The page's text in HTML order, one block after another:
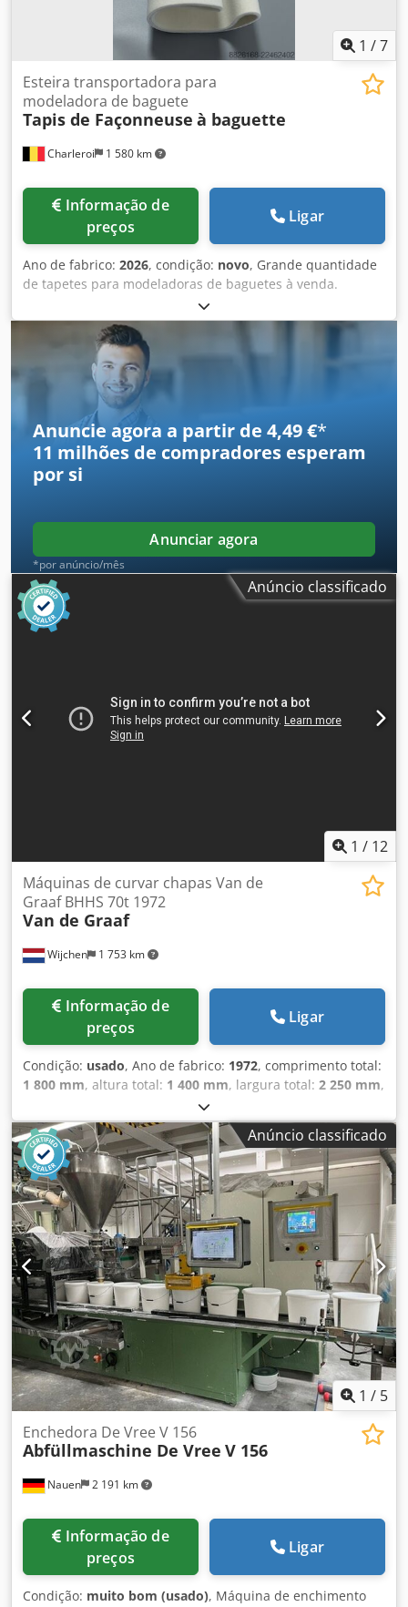
1 /7
Charleroi 1 580 km
Esteira transportadora para
modeladora de baguete
Tapis de Façonneuse à baguette
preços
Ligar
Ano de fabrico: 2026, condição: novo, Grande quantidade
de tapetes para modeladoras de baguetes à venda.
Marcas disponíveis: - MAJOR - BONGARD - MERAND
TENOR/TREGOR - BERTRAND EURO2000 - BERTRAND
EUROMAP - JAC - PANIRECORD F73 - PANIRECORD F60/F57 -
SINMAG - PAVAILLER - STAFF Preço unitário e por grosso.
Vendidos em kit completo para uma modeladora,
composto por: - Tapete frontal - Tapete traseiro - Tapete
de base reforçado - Tapete de receção Dkjdpfezqt Tcjx Ai
Rjr
Anuncie agora a partir de 4,49 €*
11 milhões de compradores esperam
por si
Anunciar agora
*por anúncio/mês
Anúncio classificado
1 / 12
Wijchen 1 753 km
Máquinas de curvar chapas Van de
Graaf BHHS 70t 1972
Van de Graaf
preços
Ligar
Condição: usado, Ano de fabrico: 1972, comprimento total:
1 800 mm, altura total: 1 400 mm, largura total: 2 250 mm,
Cor: Verde Peso em vazio: 2.000 kg Preço: Sob consulta -
Ano de fabricação: 1972 - Documentação disponível: Não -
Certificado CE: Não - Controlo: Convencional - Dimensões
de transporte: 1800 mm x 2250 mm x 1400 mm (c x l x a) -
Peso de transporte [kg]: 2000 kg - Embalagens de
transporte [unidades]: 1 Informações financeiras IVA: O
preço indicado não inclui o IVA IVA/Regime de
diferenciação: IVA dedutível para empresas Entrega e
aceitação de equipamentos usados possível a qualquer
momento, para todos os produtos da área industrial.
Dkedszm N Rispfx Ai Rsr Lukas van Rossum
Anúncio classificado
1 / 5
Nauen 2 191 km
Enchedora De Vree V 156
Abfüllmaschine De Vree V 156
preços
Ligar
Condição: muito bom (usado), Máquina de enchimento